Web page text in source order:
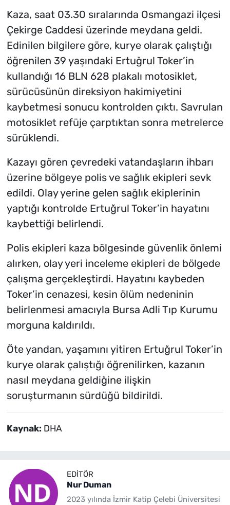
Kaza, saat 03.30 sıralarında Osmangazi ilçesi
Çekirge Caddesi üzerinde meydana geldi.
Edinilen bilgilere göre, kurye olarak çalıştığı
öğrenilen 39 yaşındaki Ertuğrul Toker’in
kullandığı 16 BLN 628 plakalı motosiklet,
sürücüsünün direksiyon hakimiyetini
kaybetmesi sonucu kontrolden çıktı. Savrulan
motosiklet refüje çarptıktan sonra metrelerce
sürüklendi.
Kazayı gören çevredeki vatandaşların ihbarı
üzerine bölgeye polis ve sağlık ekipleri sevk
edildi. Olay yerine gelen sağlık ekiplerinin
yaptığı kontrolde Ertuğrul Toker’in hayatını
kaybettiği belirlendi.
Polis ekipleri kaza bölgesinde güvenlik önlemi
alırken, olay yeri inceleme ekipleri de bölgede
çalışma gerçekleştirdi. Hayatını kaybeden
Toker’in cenazesi, kesin ölüm nedeninin
belirlenmesi amacıyla Bursa Adli Tıp Kurumu
morguna kaldırıldı.
Öte yandan, yaşamını yitiren Ertuğrul Toker’in
kurye olarak çalıştığı öğrenilirken, kazanın
nasıl meydana geldiğine ilişkin
soruşturmanın sürdüğü bildirildi.
Kaynak: DHA
EDITÖR
Nur Duman
2023 yılında İzmir Katip Çelebi Üniversitesi